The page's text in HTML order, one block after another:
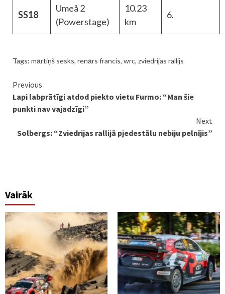
SS18
Umeå 2
(Powerstage)
10.23
km
6.
Tags: mārtiņš sesks, renārs francis, wrc, zviedrijas rallijs
Continue
Reading
Previous
Lapi labprātīgi atdod piekto vietu Furmo: “Man šie
punkti nav vajadzīgi”
Next
Solbergs: “Zviedrijas rallijā pjedestālu nebiju pelnījis”
Vairāk